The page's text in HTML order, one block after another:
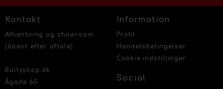
Kontakt
Afhentning og showroom
(åbent efter aftale)
Rallyshop.dk
Ågade 65
Information
Profil
Handelsbetingelser
Cookie indstillinger
Social